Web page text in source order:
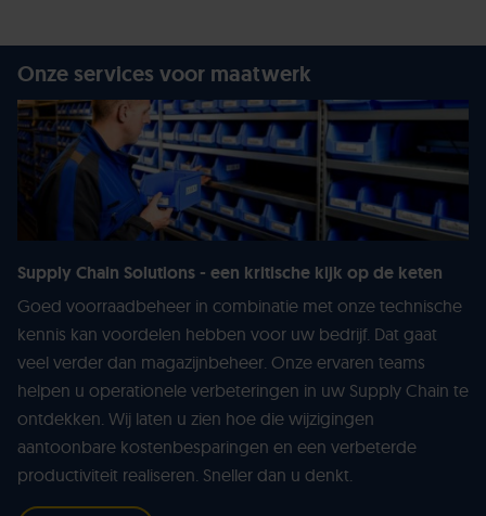
Onze services voor maatwerk
Supply Chain Solutions - een kritische kijk op de keten
Goed voorraadbeheer in combinatie met onze technische
kennis kan voordelen hebben voor uw bedrijf. Dat gaat
veel verder dan magazijnbeheer. Onze ervaren teams
helpen u operationele verbeteringen in uw Supply Chain te
ontdekken. Wij laten u zien hoe die wijzigingen
aantoonbare kostenbesparingen en een verbeterde
productiviteit realiseren. Sneller dan u denkt.